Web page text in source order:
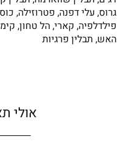
גרוס, עלי דפנה, פטרוזילה,
פילדלפיה, קארי, הל טחון,
האש, תבלין פרגיות
אולי